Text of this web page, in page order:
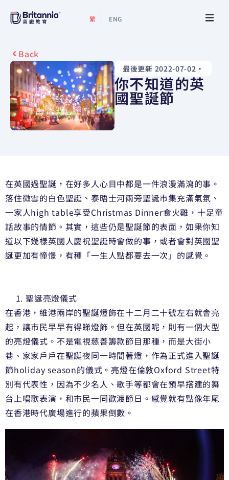
繁 ENG
最新活動
升學指南
升學資訊
預約諮詢
Back
最後更新 2022-07-02 •
你不知道的英
國聖誕節
在英國過聖誕，在好多人心目中都是一件浪漫滿瀉的事。
落住微雪的白色聖誕、泰晤士河兩旁聖誕市集充滿氣氛、
一家人high table享受Christmas Dinner食火雞，十足童
話故事的情節。其實，這些仍是聖誕節的表面，如果你知
道以下幾樣英國人慶祝聖誕時會做的事，或者會對英國聖
誕更加有憧憬，有種「一生人點都要去一次」的感覺。
聖誕亮燈儀式
在香港，維港兩岸的聖誕燈飾在十二月二十號左右就會亮
起，讓市民早早有得睇燈飾。但在英國呢，則有一個大型
的亮燈儀式。不是電視慈善籌款節目那種，而是大街小
巷、家家戶戶在聖誕夜同一時間著燈，作為正式進入聖誕
節holiday season的儀式。亮燈在倫敦Oxford Street特
別有代表性，因為不少名人、歌手等都會在預早撘建的舞
台上唱歌表演，和市民一同歡渡節日。感覺就有點像年尾
在香港時代廣場進行的蘋果倒數。